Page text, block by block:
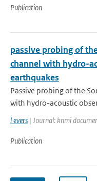
Publication
passive probing of
channel with hydro-
earthquakes
Passive probing of the
with hydro-acoustic
l evers | Journal: knmi
Publication